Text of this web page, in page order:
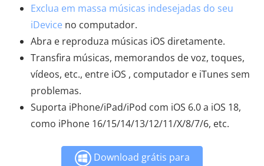
Exclua em massa músicas indesejadas do seu
iDevice no computador.
Abra e reproduza músicas iOS diretamente.
Transfira músicas, memorandos de voz, toques,
vídeos, etc., entre iOS , computador e iTunes sem
problemas.
Suporta iPhone/iPad/iPod com iOS 6.0 a iOS 18,
como iPhone 16/15/14/13/12/11/X/8/7/6, etc.
Download grátis para